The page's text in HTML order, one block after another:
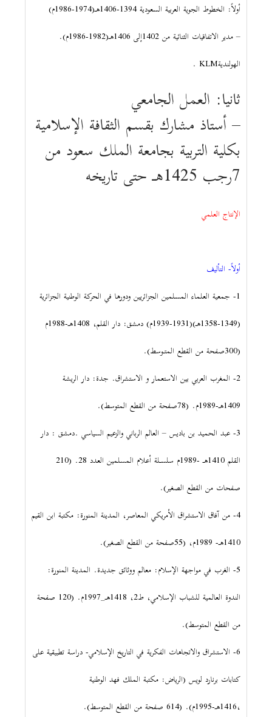
أولاً: الخطوط الجوية العربية السعودية 1394-1406هـ(1974-1986م)
– مدير الاتفاقيات الثنائية من 1402إلى 1406هـ(1982-1986م).
الهولنديةKLM .
ثانيا: العمل الجامعي
– أستاذ مشارك بقسم الثقافة الإسلامية
بكلية التربية بجامعة الملك سعود من
7رجب 1425هـ حتى تاريخه
الإنتاج العلمي
أولاً- التأليف
1- جمعية العلماء المسلمين الجزائريين ودورها في الحركة الوطنية الجزائرية
(1349-1358هـ)(1931-1939م) دمشق: دار القلم، 1408هـ-1988م
(300صفحة من القطع المتـوسط).
2- المغرب العربي بين الاستعمار و الاستشراق. جدة: دار الريشة
1409هـ-1989م. (78صفحة من القطع المتوسط).
3- عبد الحميد بن باديس – العالم الرباني والزعيم السياسي .دمشق : دار
القلم 1410هـ -1989م سلسـلة أعلام المسلمين العدد 28. (210
صفحات من القطع الصغير).
4- من آفاق الاستشراق الأمريكي المعاصر، المدينة المنورة: مكتبة ابن القيم
1410هـ- 1989م، (55صفحة من القطع الصغير).
5- الغرب في مواجهة الإسلام: معالم ووثائق جديدة. المدينة المنورة:
الندوة العالمية للشباب الإسلامي، ط2، 1418هـ_1997م. (120 صفحة
من القطع المتوسط).
6- الاستشراق والاتجاهات الفكرية في التاريخ الإسلامي- دراسة تطبيقية على
كتابات برنارد لويس (الرياض: مكتبة الملك فهد الوطنية
،1416هـ-1995م). (614 صفحة من القطع المتوسط).